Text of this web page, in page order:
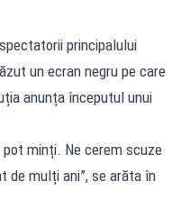
principalului
un ecran negru pe care
anunța începutul unui
pot minți. Ne cerem scuze
mulți ani”, se arăta în